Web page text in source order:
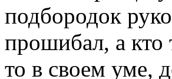
подбородок
прошибал, а
то в своем уме,